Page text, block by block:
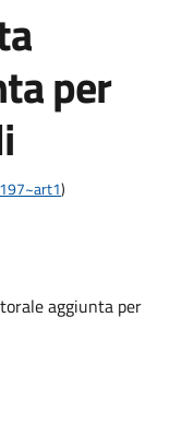
per
)
aggiunta per